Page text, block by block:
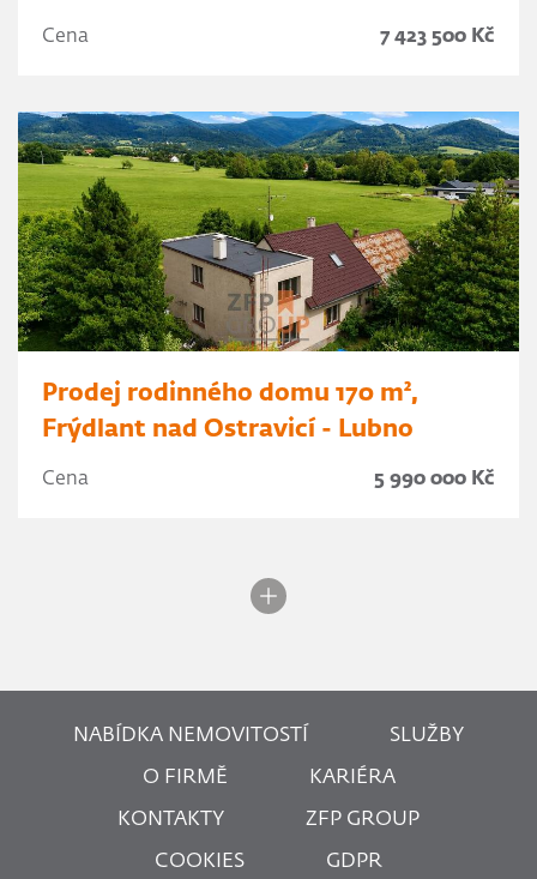
Cena 7 423 500 Kč
Prodej rodinného domu 170 m²,
Frýdlant nad Ostravicí - Lubno
Cena 5 990 000 Kč
NABÍDKA NEMOVITOSTÍ SLUŽBY
O FIRMĚ KARIÉRA
KONTAKTY ZFP GROUP
COOKIES GDPR